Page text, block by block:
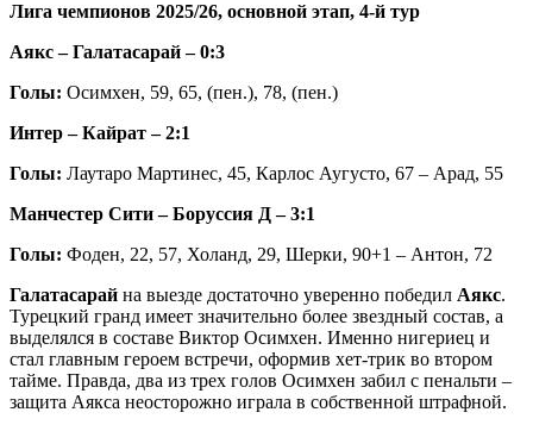
Лига чемпионов 2025/26, основной этап, 4-й тур
Аякс – Галатасарай – 0:3
Голы: Осимхен, 59, 65, (пен.), 78, (пен.)
Интер – Кайрат – 2:1
Голы: Лаутаро Мартинес, 45, Карлос Аугусто, 67 – Арад, 55
Манчестер Сити – Боруссия Д – 3:1
Голы: Фоден, 22, 57, Холанд, 29, Шерки, 90+1 – Антон, 72
Галатасарай на выезде достаточно уверенно победил Аякс.
Турецкий гранд имеет значительно более звездный состав, а
выделялся в составе Виктор Осимхен. Именно нигериец и
стал главным героем встречи, оформив хет-трик во втором
тайме. Правда, два из трех голов Осимхен забил с пенальти –
защита Аякса неосторожно играла в собственной штрафной.